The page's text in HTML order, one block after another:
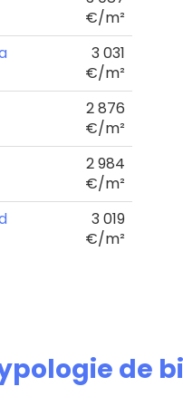
€/m²
3 031
€/m²
2 876
€/m²
2 984
€/m²
3 019
€/m²
de